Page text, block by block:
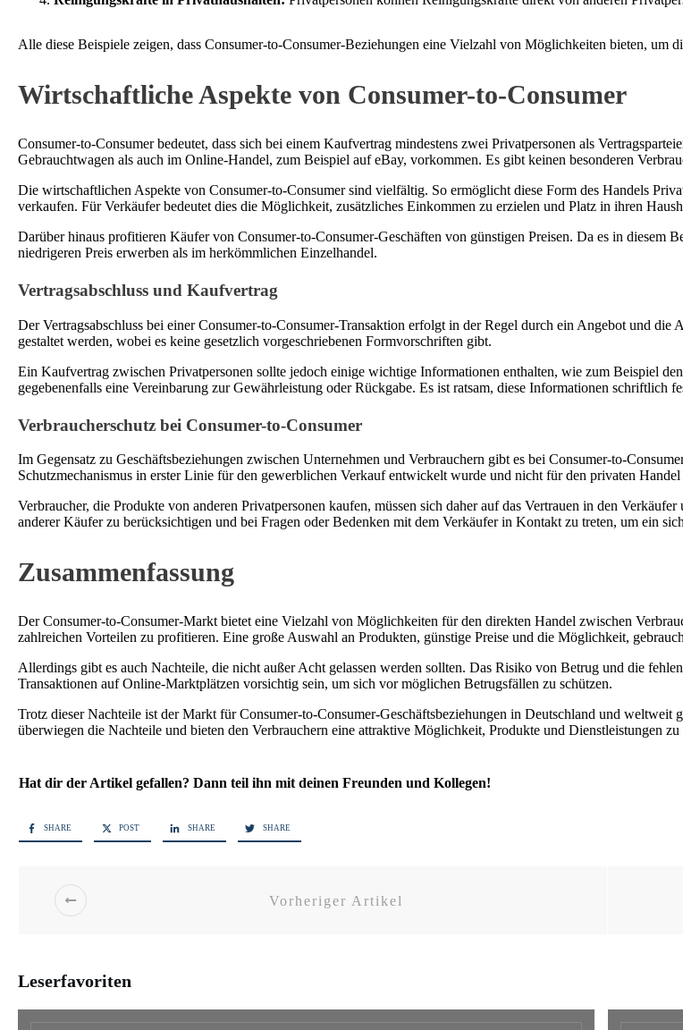
Alle diese Beispiele zeigen, dass Consumer-to-Consumer-Beziehungen eine Vielzahl von Möglichkeiten bieten, um
Wirtschaftliche Aspekte von Consumer-to-Consumer
Consumer-to-Consumer bedeutet, dass sich bei einem Kaufvertrag mindestens zwei Privatpersonen als
Gebrauchtwagen als auch im Online-Handel, zum Beispiel auf eBay, vorkommen. Es gibt keinen besonderen
Die wirtschaftlichen Aspekte von Consumer-to-Consumer sind vielfältig. So ermöglicht diese Form des Handels
verkaufen. Für Verkäufer bedeutet dies die Möglichkeit, zusätzliches Einkommen zu erzielen und Platz in ihren
Darüber hinaus profitieren Käufer von Consumer-to-Consumer-Geschäften von günstigen Preisen. Da es in diesem
niedrigeren Preis erwerben als im herkömmlichen Einzelhandel.
Vertragsabschluss und Kaufvertrag
Der Vertragsabschluss bei einer Consumer-to-Consumer-Transaktion erfolgt in der Regel durch ein Angebot und
gestaltet werden, wobei es keine gesetzlich vorgeschriebenen Formvorschriften gibt.
Ein Kaufvertrag zwischen Privatpersonen sollte jedoch einige wichtige Informationen enthalten, wie zum Beispiel
gegebenenfalls eine Vereinbarung zur Gewährleistung oder Rückgabe. Es ist ratsam, diese Informationen schriftlich
Verbraucherschutz bei Consumer-to-Consumer
Im Gegensatz zu Geschäftsbeziehungen zwischen Unternehmen und Verbrauchern gibt es bei Consumer-to-
Schutzmechanismus in erster Linie für den gewerblichen Verkauf entwickelt wurde und nicht für den privaten
Verbraucher, die Produkte von anderen Privatpersonen kaufen, müssen sich daher auf das Vertrauen in den
anderer Käufer zu berücksichtigen und bei Fragen oder Bedenken mit dem Verkäufer in Kontakt zu treten, um ein
Zusammenfassung
Der Consumer-to-Consumer-Markt bietet eine Vielzahl von Möglichkeiten für den direkten Handel zwischen
zahlreichen Vorteilen zu profitieren. Eine große Auswahl an Produkten, günstige Preise und die Möglichkeit,
Allerdings gibt es auch Nachteile, die nicht außer Acht gelassen werden sollten. Das Risiko von Betrug und die
Transaktionen auf Online-Marktplätzen vorsichtig sein, um sich vor möglichen Betrugsfällen zu schützen.
Trotz dieser Nachteile ist der Markt für Consumer-to-Consumer-Geschäftsbeziehungen in Deutschland und
überwiegen die Nachteile und bieten den Verbrauchern eine attraktive Möglichkeit, Produkte und Dienstleistungen
Hat dir der Artikel gefallen? Dann teil ihn mit deinen Freunden und Kollegen!
SHARE POST SHARE SHARE
Vorheriger Artikel
Leserfavoriten